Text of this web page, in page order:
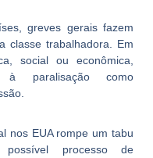
greves gerais fazem
classe trabalhadora. Em
social ou econômica,
à paralisação como
nos EUA rompe um tabu
processo de